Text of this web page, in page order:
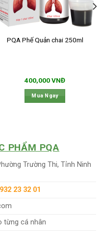
PQA Phế Quản chai 250ml
400,000VNĐ
Mua Ngay
PHẨM PQA
Trường Thi, Tỉnh Ninh
23 32 01
từng cá nhân